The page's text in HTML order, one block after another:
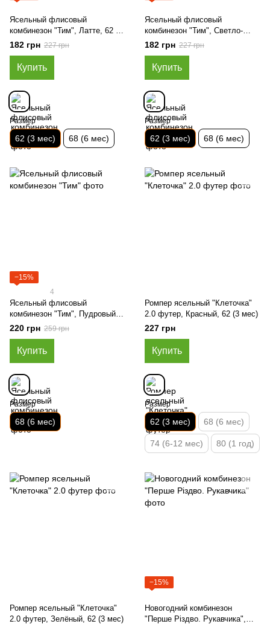
Ясельный флисовый
комбинезон "Тим", Латте, 62 (3
мес)
182 грн 227 грн
Купить
Размер
62 (3 мес) 68 (6 мес)
Ясельный флисовый
комбинезон "Тим", Светло-
серый, 62 (3 мес)
182 грн 227 грн
Купить
Размер
62 (3 мес) 68 (6 мес)
−15%
4
Ясельный флисовый
комбинезон "Тим", Пудровый,
68 (6 мес)
220 грн 259 грн
Купить
Размер
68 (6 мес)
Ромпер ясельный "Клеточка"
2.0 футер, Красный, 62 (3 мес)
227 грн
Купить
Размер
62 (3 мес) 68 (6 мес)
74 (6-12 мес) 80 (1 год)
Ромпер ясельный "Клеточка"
2.0 футер, Зелёный, 62 (3 мес)
−15%
Новогодний комбинезон
"Перше Різдво. Рукавчика",